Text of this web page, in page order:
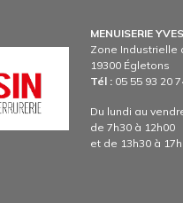
MENUISERIE
Zone Industrielle
19300 Égletons
Tél : 05 55 93 20
Du lundi au
de 7h30 à 12h00
et de 13h30 à